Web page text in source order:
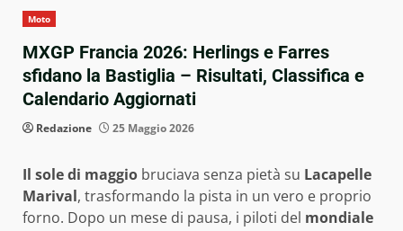
Moto
MXGP Francia 2026: Herlings e Farres
sfidano la Bastiglia – Risultati, Classifica e
Calendario Aggiornati
Redazione 25 Maggio 2026
Il sole di maggio bruciava senza pietà su Lacapelle
Marival, trasformando la pista in un vero e proprio
forno. Dopo un mese di pausa, i piloti del mondiale